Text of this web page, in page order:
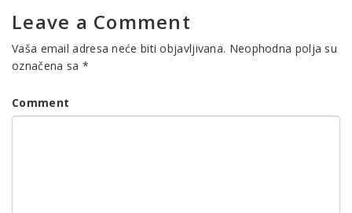
Leave a Comment
Vaša email adresa neće biti objavljivana. Neophodna polja su
označena sa *
Comment